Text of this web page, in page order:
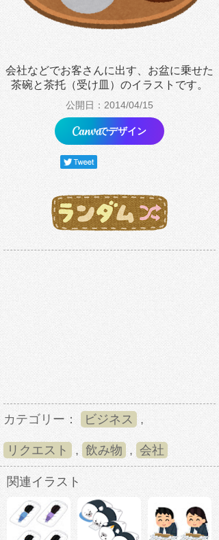
会社などでお客さんに出す、お盆に乗せた
茶碗と茶托（受け皿）のイラストです。
公開日：2014/04/15
でデザイン
カテゴリー： ビジネス ,
リクエスト , 飲み物 , 会社
関連イラスト